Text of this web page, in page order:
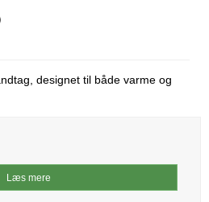
designet til både varme og
Læs mere